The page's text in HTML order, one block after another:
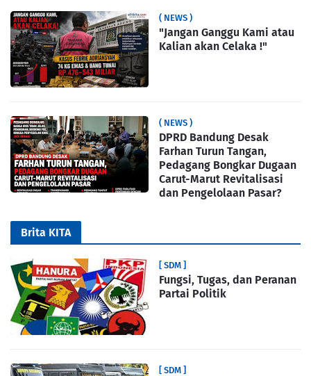
( NEWS )
"Jangan Ganggu Kami atau
Kalian akan Celaka !"
( NEWS )
DPRD Bandung Desak
Farhan Turun Tangan,
Pedagang Bongkar Dugaan
Carut-Marut Revitalisasi
dan Pengelolaan Pasar?
Brita KITA
[ SDM ]
Fungsi, Tugas, dan Peranan
Partai Politik
[ SDM ]